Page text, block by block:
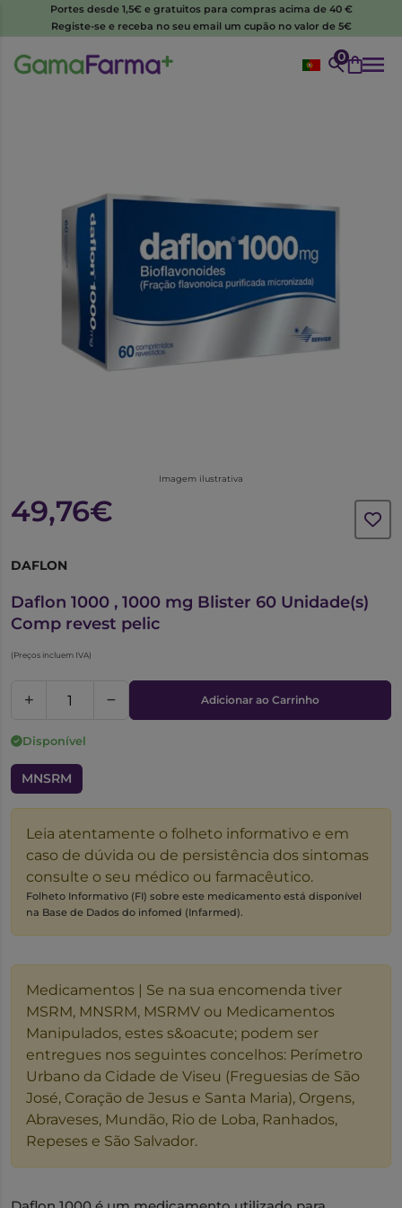
Portes desde 1,5€ e gratuitos para compras acima de 40 €
Registe-se e receba no seu email um cupão no valor de 5€
0
Imagem ilustrativa
49,76€
DAFLON
Daflon 1000 , 1000 mg Blister 60 Unidade(s)
Comp revest pelic
(Preços incluem IVA)
Adicionar ao Carrinho
Disponível
MNSRM
Leia atentamente o folheto informativo e em
caso de dúvida ou de persistência dos sintomas
consulte o seu médico ou farmacêutico.
Folheto Informativo (FI) sobre este medicamento está disponível
na Base de Dados do infomed (Infarmed).
Medicamentos | Se na sua encomenda tiver
MSRM, MNSRM, MSRMV ou Medicamentos
Manipulados, estes s&oacute; podem ser
entregues nos seguintes concelhos: Perímetro
Urbano da Cidade de Viseu (Freguesias de São
José, Coração de Jesus e Santa Maria), Orgens,
Abraveses, Mundão, Rio de Loba, Ranhados,
Repeses e São Salvador.